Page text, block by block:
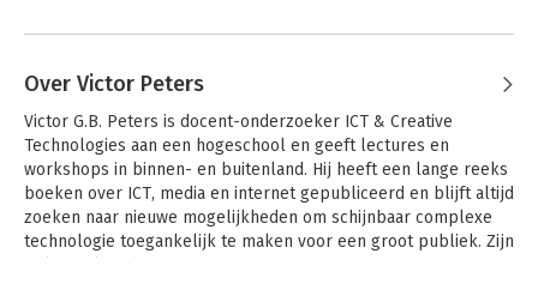
Over Victor Peters
Victor G.B. Peters is docent-onderzoeker ICT & Creative
Technologies aan een hogeschool en geeft lectures en
workshops in binnen- en buitenland. Hij heeft een lange reeks
boeken over ICT, media en internet gepubliceerd en blijft altijd
zoeken naar nieuwe mogelijkheden om schijnbaar complexe
technologie toegankelijk te maken voor een groot publiek. Zijn